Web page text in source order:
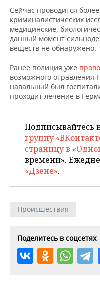
ХОККЕЙ С МЯЧОМ
ПРОИСШЕСТВИЯ
Сейчас проводится
криминалистических
медицинские,
данный момент
веществ не обнаружено.
Ранее полиция уже
возможного отравления
навальный был
проходит лечение в
Подписывайтесь
группу
страницу в
времени».
«Дзене».
Происшествия
Поделитесь в соцсетях